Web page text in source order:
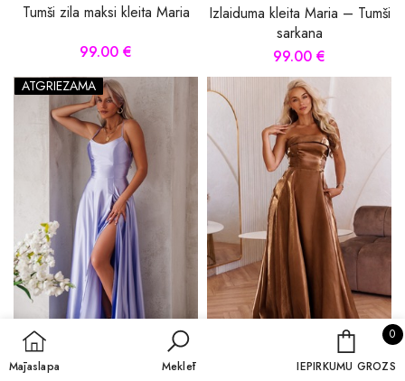
Tumši zila maksi kleita Maria
99.00 €
Izlaiduma kleita Maria – Tumši
sarkana
99.00 €
ATGRIEZAMA
Mājaslapa Meklēt
00
IEPIRKUMU GROZS